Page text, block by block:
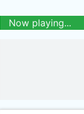
Now playing...